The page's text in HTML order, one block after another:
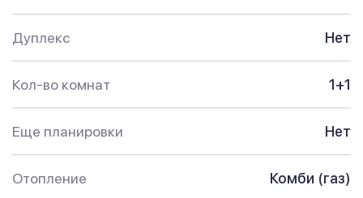
Дуплекс Нет
Кол-во комнат 1+1
Еще планировки Нет
Отопление Комби (газ)